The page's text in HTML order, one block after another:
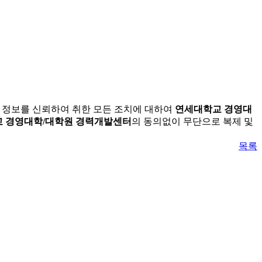
보를 신뢰하여 취한 모든 조치에 대하여 연세대학교 경영대
경영대학/대학원 경력개발센터 의 동의없이 무단으로 복제 및
목록